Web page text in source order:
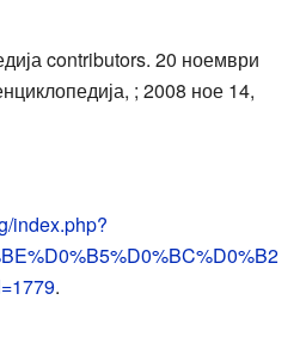
contributors. 20 ноември
; 2008 ное 14,
index.php?
.